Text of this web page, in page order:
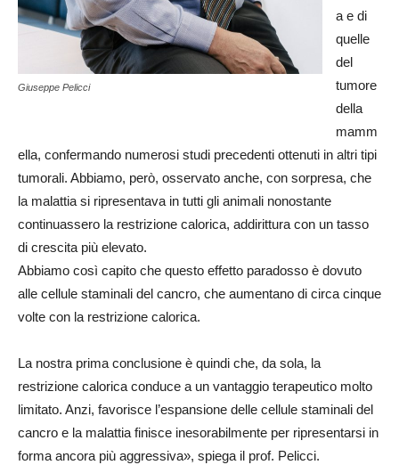
Giuseppe Pelicci
a e di
quelle
del
tumore
della
mamm
ella, confermando numerosi studi precedenti ottenuti in altri tipi
tumorali. Abbiamo, però, osservato anche, con sorpresa, che
la malattia si ripresentava in tutti gli animali nonostante
continuassero la restrizione calorica, addirittura con un tasso
di crescita più elevato.
Abbiamo così capito che questo effetto paradosso è dovuto
alle cellule staminali del cancro, che aumentano di circa cinque
volte con la restrizione calorica.
La nostra prima conclusione è quindi che, da sola, la
restrizione calorica conduce a un vantaggio terapeutico molto
limitato. Anzi, favorisce l’espansione delle cellule staminali del
cancro e la malattia finisce inesorabilmente per ripresentarsi in
forma ancora più aggressiva», spiega il prof. Pelicci.